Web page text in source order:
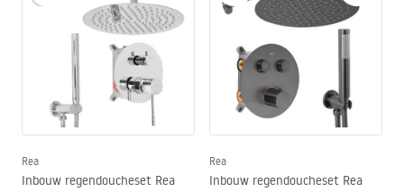
Rea
Inbouw regendoucheset Rea
Rea
Inbouw regendoucheset Rea